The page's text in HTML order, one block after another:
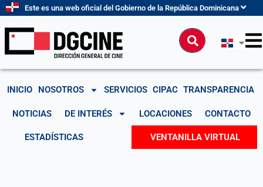
contenido
Este es una web oficial del Gobierno de la República Dominicana
Buscar
INICIO NOSOTROS SERVICIOS CIPAC TRANSPARENCIA
NOTICIAS DE INTERÉS LOCACIONES CONTACTO
ESTADÍSTICAS VENTANILLA VIRTUAL